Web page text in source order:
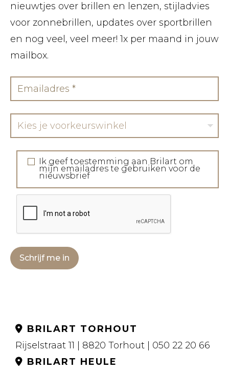
nieuwtjes over brillen en lenzen, stijladvies
voor zonnebrillen, updates over sportbrillen
en nog veel, veel meer! 1x per maand in jouw
mailbox.
Kies je voorkeurswinkel
Ik geef toestemming aan Brilart om
mijn emailadres te gebruiken voor de
nieuwsbrief
Schrijf me in
BRILART TORHOUT
Rijselstraat 11 | 8820 Torhout | 050 22 20 66
BRILART HEULE